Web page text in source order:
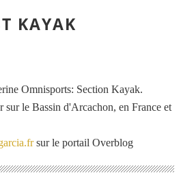
KAYAK
Omnisports: Section Kayak.
sur le Bassin d'Arcachon, en France et
sur le portail Overblog